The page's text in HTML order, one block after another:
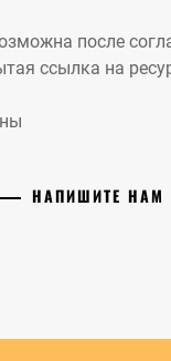
после
ссылка на
НАПИШИТЕ НАМ